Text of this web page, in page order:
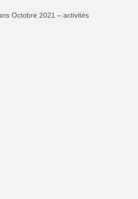
Octobre 2021 – activités